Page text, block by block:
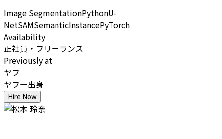
Image SegmentationPythonU-
NetSAMSemanticInstancePyTorch
Availability
正社員・フリーランス
Previously at
ヤフ
ヤフー出身
Hire Now